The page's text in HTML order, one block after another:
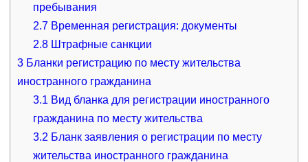
пребывания
2.7 Временная регистрация: документы
2.8 Штрафные санкции
3Бланки регистрацию по месту жительства
иностранного гражданина
3.1 Вид бланка для регистрации иностранного
гражданина по месту жительства
3.2 Бланк заявления о регистрации по месту
жительства иностранного гражданина